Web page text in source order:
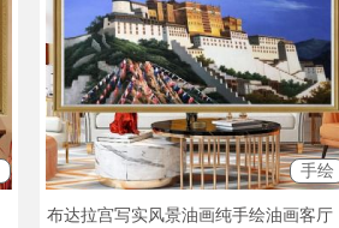
手绘
布达拉宫写实风景油画纯手绘油画客厅